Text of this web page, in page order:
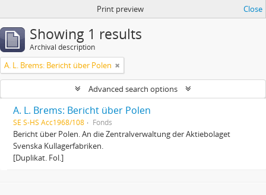
Print preview Close
Showing 1 results
Archival description
A. L. Brems: Bericht über Polen
Advanced search options
A. L. Brems: Bericht über Polen
SE S-HS Acc1968/108 Fonds
Bericht über Polen. An die Zentralverwaltung der Aktiebolaget
Svenska Kullagerfabriken.
[Duplikat. Fol.]